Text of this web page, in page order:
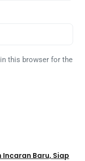
this browser for the
Incaran Baru, Siap